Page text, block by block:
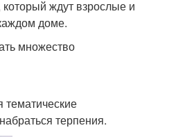
ждут взрослые и
доме.
множество
терпения.